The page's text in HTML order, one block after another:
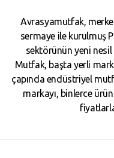
Avrasyamutfak,
sermaye ile kurulmuş
sektörünün yeni
Mutfak, başta yerli
çapında endüstriyel
markayı, binlerce